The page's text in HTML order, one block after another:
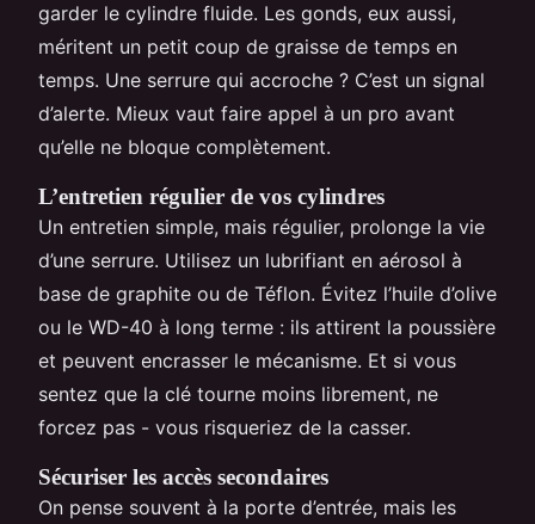
garder le cylindre fluide. Les gonds, eux aussi,
méritent un petit coup de graisse de temps en
temps. Une serrure qui accroche ? C’est un signal
d’alerte. Mieux vaut faire appel à un pro avant
qu’elle ne bloque complètement.
L’entretien régulier de vos cylindres
Un entretien simple, mais régulier, prolonge la vie
d’une serrure. Utilisez un lubrifiant en aérosol à
base de graphite ou de Téflon. Évitez l’huile d’olive
ou le WD-40 à long terme : ils attirent la poussière
et peuvent encrasser le mécanisme. Et si vous
sentez que la clé tourne moins librement, ne
forcez pas - vous risqueriez de la casser.
Sécuriser les accès secondaires
On pense souvent à la porte d’entrée, mais les